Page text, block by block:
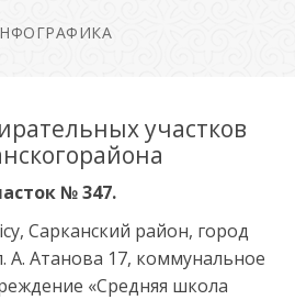
участков
№347.
Сарканский район, город
17, коммунальное
«Средняя школа